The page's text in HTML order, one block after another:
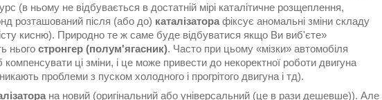
(в ньому не відбувається в достатній мірі каталітичне розщеплення,
розташований після (або до) каталізатора фіксує аномальні зміни складу
кисню). Природно те ж саме буде відбуватися якщо Ви виб'єте»
нього стронгер (полум'ягасник). Часто при цьому «мізки» автомобіля
ці зміни, і це може привести до некоректної роботи двигуна
проблеми з пуском холодного і прогрітого двигуна і тд).
на новий (оригінальний або універсальний (це в рази дешевше)). Але